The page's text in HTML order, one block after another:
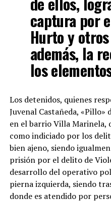
captura por
Hurto y
además, la
los
Los detenidos, quienes
Juvenal Castañeda, «Pillo»
en el barrio Villa Marinela,
como indiciado por los
bien ajeno, siendo
prisión por el delito de
desarrollo del operativo
pierna izquierda, siendo
donde es atendido por